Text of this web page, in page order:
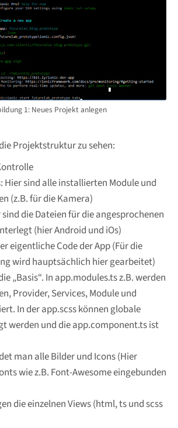
1: Neues Projekt anlegen
Projektstruktur zu sehen:
Hier sind alle installierten Module und
(z.B. für die Kamera)
die Dateien für die angesprochenen
(hier Android und iOs)
eigentliche Code der App (Für die
wird hauptsächlich hier gearbeitet)
„Basis“. In app.modules.ts z.B. werden
Provider, Services, Module und
In der app.scss können globale
werden und die app.component.ts ist
man alle Bilder und Icons (Hier
wie z.B. Font-Awesome eingebunden
die einzelnen Views (html, ts und scss